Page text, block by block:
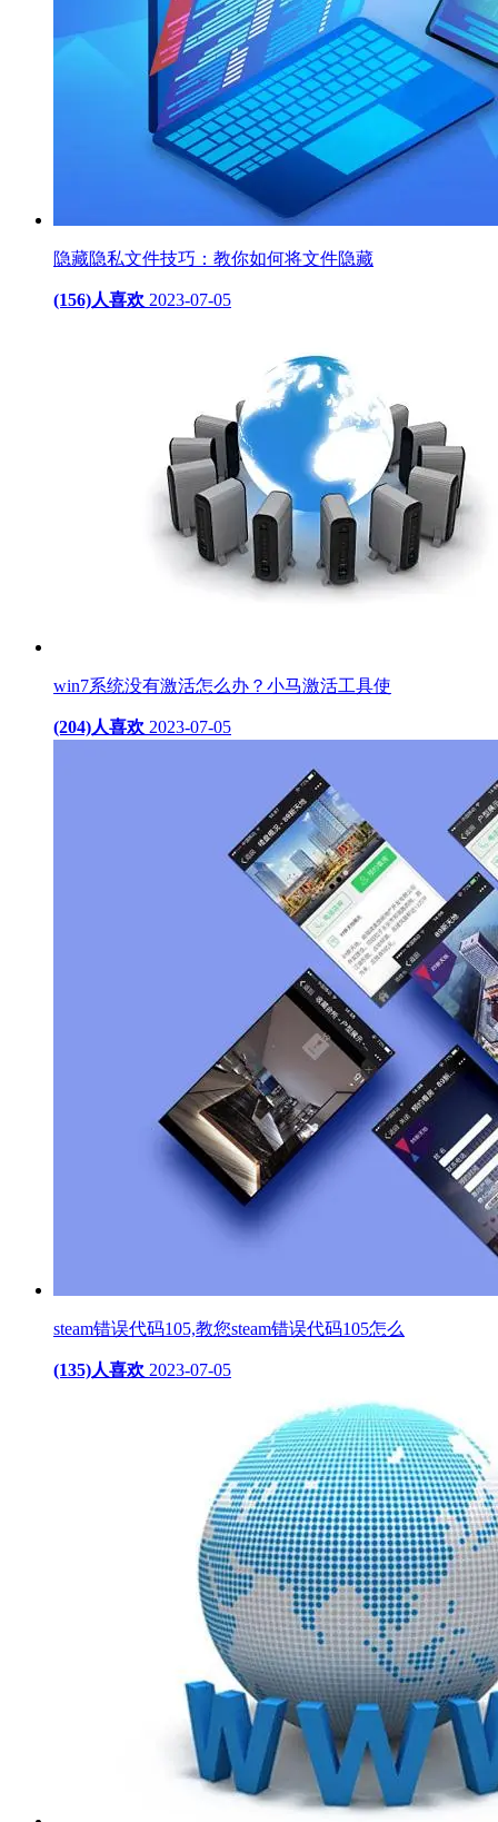
隐藏隐私文件技巧：教你如何将文件隐藏
(156)人喜欢 2023-07-05
win7系统没有激活怎么办？小马激活工具使
(204)人喜欢 2023-07-05
steam错误代码105,教您steam错误代码105怎么
(135)人喜欢 2023-07-05